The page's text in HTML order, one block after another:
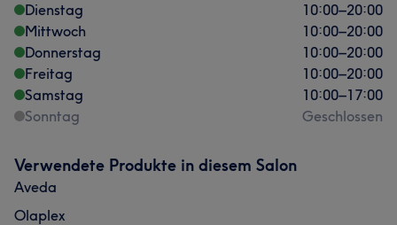
Dienstag
10:00–20:00
Mittwoch
10:00–20:00
Donnerstag
10:00–20:00
Freitag
10:00–20:00
Samstag
10:00–17:00
Sonntag
Geschlossen
Verwendete Produkte in diesem Salon
Aveda
Olaplex